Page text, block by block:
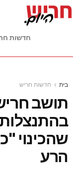
חדשות
בית חדשות חריש
תושב
שהכינוי
הרע